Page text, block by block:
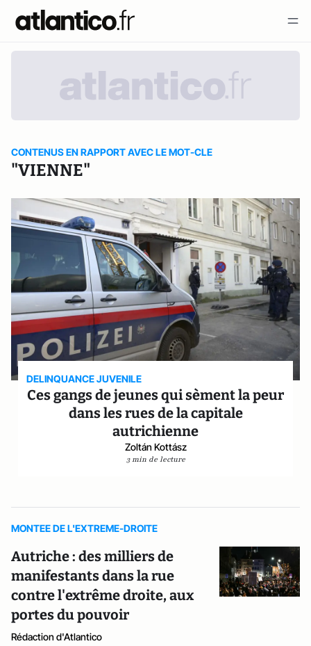
CONTENUS EN RAPPORT AVEC LE MOT-CLE
"VIENNE"
DELINQUANCE JUVENILE
Ces gangs de jeunes qui sèment la peur
dans les rues de la capitale
autrichienne
Zoltán Kottász
3 min de lecture
MONTEE DE L'EXTREME-DROITE
Autriche : des milliers de
manifestants dans la rue
contre l'extrême droite, aux
portes du pouvoir
Rédaction d'Atlantico